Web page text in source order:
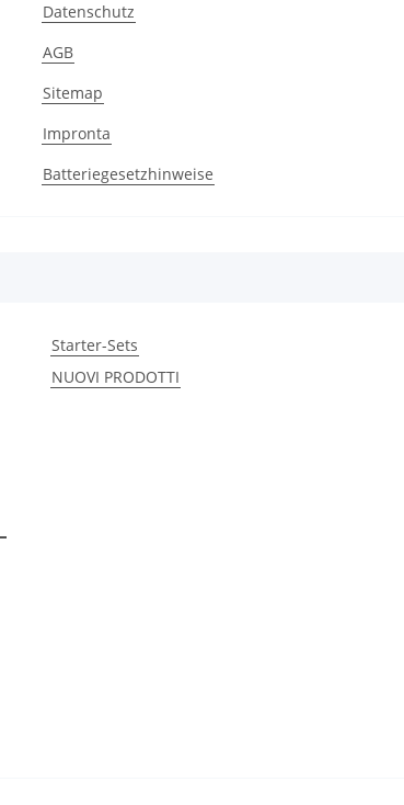
Datenschutz
AGB
Sitemap
Impronta
Batteriegesetzhinweise
Starter-Sets
NUOVI PRODOTTI